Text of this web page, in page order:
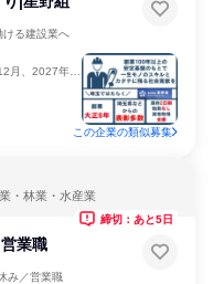
ける建設業へ
、2027年1月
この企業の類似募集
・林業・水産業
業職
み／営業職
締切：あと5日